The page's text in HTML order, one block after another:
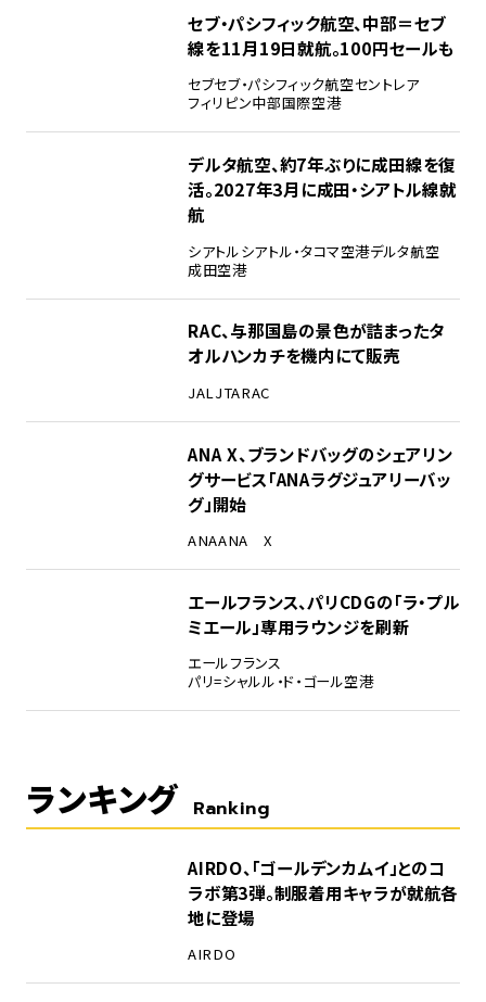
セブ・パシフィック航空、中部＝セブ
線を11月19日就航。100円セールも
セブセブ・パシフィック航空セントレア
フィリピン中部国際空港
デルタ航空、約7年ぶりに成田線を復
活。2027年3月に成田・シアトル線就
航
シアトルシアトル・タコマ空港デルタ航空
成田空港
RAC、与那国島の景色が詰まったタ
オルハンカチを機内にて販売
JALJTARAC
ANA X、ブランドバッグのシェアリン
グサービス「ANAラグジュアリーバッ
グ」開始
ANAANA X
エールフランス、パリCDGの「ラ・プル
ミエール」専用ラウンジを刷新
エールフランス
パリ=シャルル・ド・ゴール空港
ランキング Ranking
AIRDO、「ゴールデンカムイ」とのコ
ラボ第3弾。制服着用キャラが就航各
地に登場
AIRDO